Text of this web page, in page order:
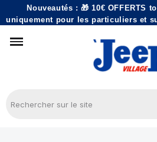
Nouveautés : 🎁 10€ OFFERTS
uniquement pour les particuliers et